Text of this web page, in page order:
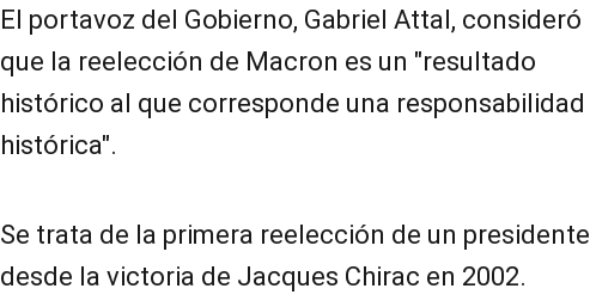
El portavoz del Gobierno, Gabriel Attal, consideró
que la reelección de Macron es un "resultado
histórico al que corresponde una responsabilidad
histórica".
Se trata de la primera reelección de un presidente
desde la victoria de Jacques Chirac en 2002.